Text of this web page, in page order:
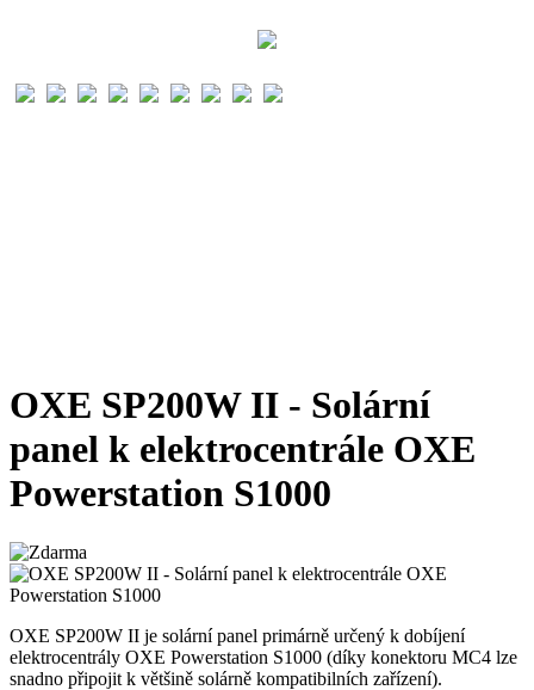
OXE SP200W II - Solární
panel k elektrocentrále OXE
Powerstation S1000
OXE SP200W II je solární panel primárně určený k dobíjení
elektrocentrály OXE Powerstation S1000 (díky konektoru MC4 lze
snadno připojit k většině solárně kompatibilních zařízení).